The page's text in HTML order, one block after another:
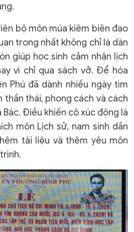
bộ môn múa kiêm biên đạo
trọng nhất không chỉ là dàn
giúp học sinh cảm nhận lịch
vì chỉ qua sách vở. Để hóa
Phú đã dành nhiều ngày tìm
thần thái, phong cách và cách
Điều khiến cô xúc động là
môn Lịch sử, nam sinh dần
tài liệu và thêm yêu môn